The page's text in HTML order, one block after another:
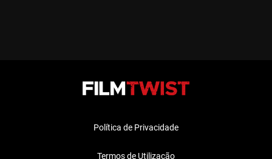
Política de Privacidade
Termos de Utilização